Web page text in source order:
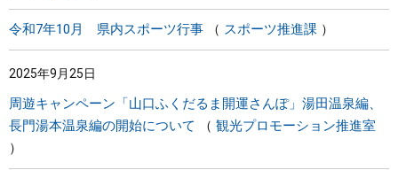
令和7年10月 県内スポーツ行事 スポーツ推進課
2025年9月25日
周遊キャンペーン「山口ふくだるま開運さんぽ」湯田温泉編、
長門湯本温泉編の開始について
観光プロモーション推進室